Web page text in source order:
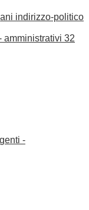
indirizzo-politico
amministrativi 32
-